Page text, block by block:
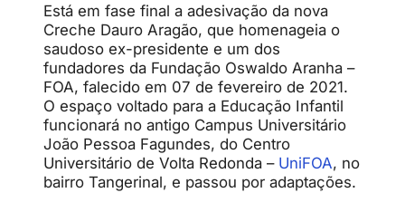
Está em fase final a adesivação da nova
Creche Dauro Aragão, que homenageia o
saudoso ex-presidente e um dos
fundadores da Fundação Oswaldo Aranha –
FOA, falecido em 07 de fevereiro de 2021.
O espaço voltado para a Educação Infantil
funcionará no antigo Campus Universitário
João Pessoa Fagundes, do Centro
Universitário de Volta Redonda – UniFOA, no
bairro Tangerinal, e passou por adaptações.